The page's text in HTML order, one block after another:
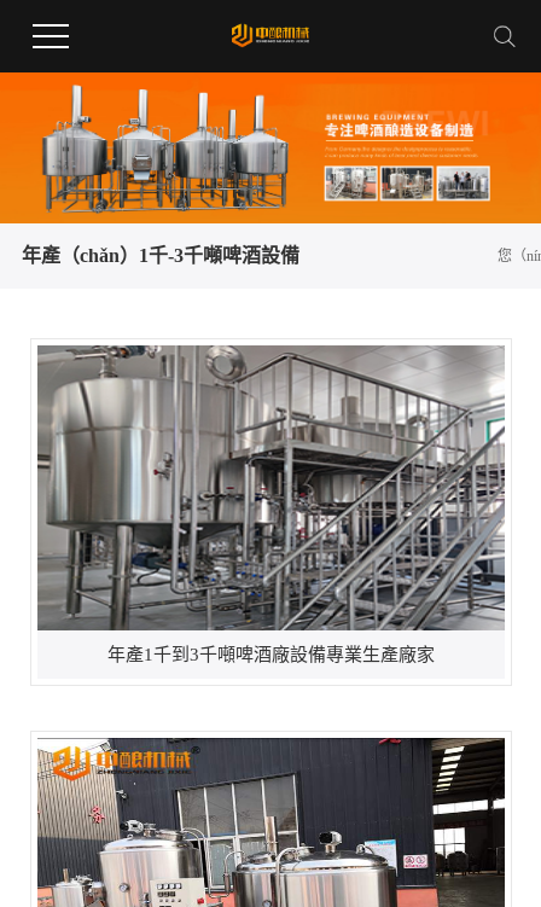
年產（chǎn）1千-3千噸啤酒設備 您（
年產1千到3千噸啤酒廠設備專業生產廠家